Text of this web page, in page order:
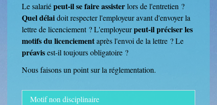
Le salariépeut-il se faire assisterlors de l'entretien ?
Quel délaidoit respecter l'employeur avant d'envoyer la
lettre de licenciement ? L'employeurpeut-il préciser les
motifs du licenciementaprès l'envoi de la lettre ? Le
préavisest-il toujours obligatoire ?
Nous faisons un point sur la réglementation.
Motif non disciplinaire